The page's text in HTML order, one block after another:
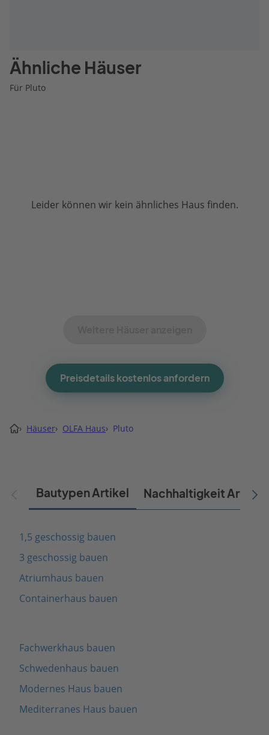
Ähnliche Häuser
Für Pluto
Leider können wir kein ähnliches Haus finden.
Preisdetails kostenlos anfordern
› Häuser› OLFA Haus› Pluto
Bautypen Artikel Nachhaltigkeit Artikel
1,5 geschossig bauen
3 geschossig bauen
Atriumhaus bauen
Containerhaus bauen
Fachwerkhaus bauen
Schwedenhaus bauen
Modernes Haus bauen
Mediterranes Haus bauen